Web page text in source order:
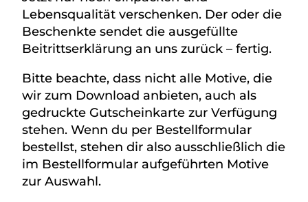
Lebensqualität verschenken. Der oder die
Beschenkte sendet die ausgefüllte
Beitrittserklärung an uns zurück – fertig.
Bitte beachte, dass nicht alle Motive, die
wir zum Download anbieten, auch als
gedruckte Gutscheinkarte zur Verfügung
stehen. Wenn du per Bestellformular
bestellst, stehen dir also ausschließlich die
im Bestellformular aufgeführten Motive
zur Auswahl.